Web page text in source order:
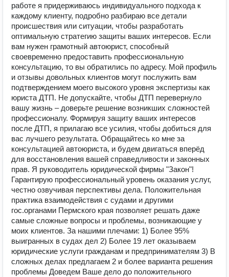
работе я придерживаюсь индивидуального подхода к
каждому клиенту, подробно разбираю все детали
происшествия или ситуации, чтобы разработать
оптимальную стратегию защиты ваших интересов. Если
вам нужен грамотный автоюрист, способный
своевременно предоставить профессиональную
консультацию, то вы обратились по адресу. Мой профиль
и отзывы довольных клиентов могут послужить вам
подтверждением моего высокого уровня экспертизы как
юриста ДТП. Не допускайте, чтобы ДТП перевернуло
вашу жизнь – доверьте решение возникших сложностей
профессионалу. Формируя защиту ваших интересов
после ДТП, я прилагаю все усилия, чтобы добиться для
вас лучшего результата. Обращайтесь ко мне за
консультацией автоюриста, и будем двигаться вперёд
для восстановления вашей справедливости и законных
прав. Я руководитель юридической фирмы "Закон"!
Гарантирую профессиональный уровень оказания услуг,
честно озвучивая перспективы дела. Положительная
практика взаимодействия с судами и другими
гос.органами Пермского края позволяет решать даже
самые сложные вопросы и проблемы, возникающие у
моих клиентов. За нашими плечами: 1) Более 95%
выигранных в судах дел 2) Более 19 лет оказываем
юридические услуги гражданам и предпринимателям 3) В
сложных делах предлагаем 2 и более варианта решения
проблемы Доведем Ваше дело до положительного